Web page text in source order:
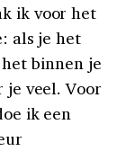
ik voor het
als je het
binnen je
veel. Voor
ik een